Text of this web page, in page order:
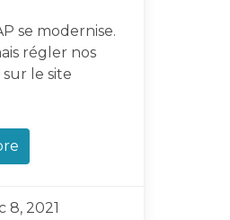
se modernise.
régler nos
le site
8, 2021